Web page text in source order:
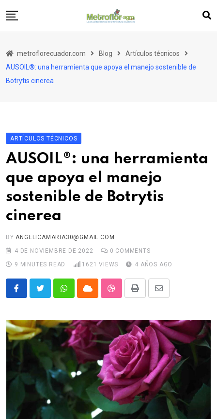
to
Entrevistas
Metronotas
metroflorecuador.com Blog
Artículos técnicos
AUSOIL®: una herramienta que apoya el manejo sostenible de
Botrytis cinerea
ARTÍCULOS TÉCNICOS
AUSOIL®: una herramienta
que apoya el manejo
sostenible de Botrytis
cinerea
BYANGELICAMARIA30@GMAIL.COM
4 DE NOVIEMBRE DE 2022
0 COMMENTS
9 MINUTES READ
1621 VIEWS 4 AÑOS AGO
WhatsappCloud StumbleUpon
Print
Share
Email